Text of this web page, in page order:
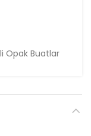
Opak Buatlar